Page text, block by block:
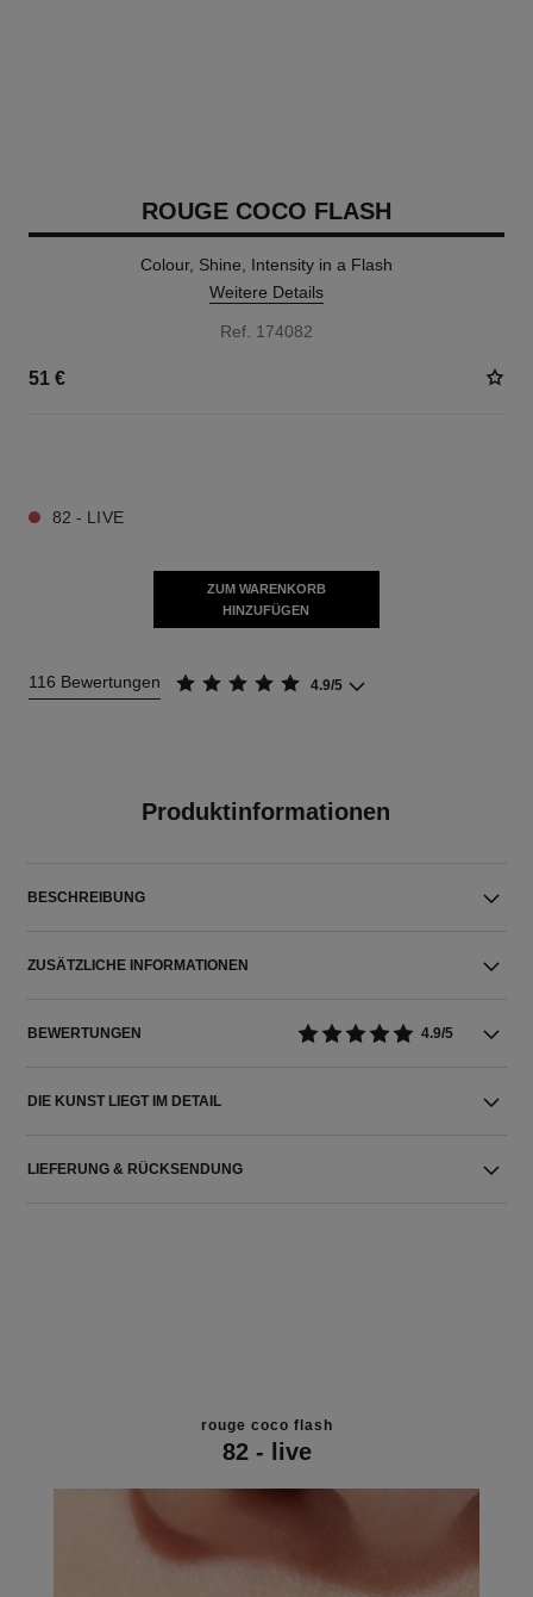
ROUGE COCO FLASH
Colour, Shine, Intensity in a Flash
Weitere Details
Ref. 174082
51 €
82 - LIVE
ZUM WARENKORB
HINZUFÜGEN
116 Bewertungen 4.9/5
Produktinformationen
BESCHREIBUNG
ZUSÄTZLICHE INFORMATIONEN
BEWERTUNGEN 4.9/5
DIE KUNST LIEGT IM DETAIL
LIEFERUNG & RÜCKSENDUNG
rouge coco flash
82 - live